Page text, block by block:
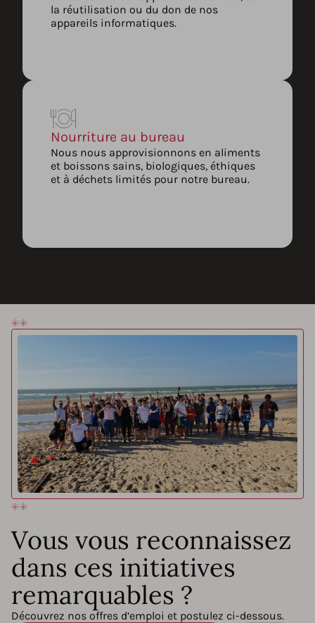
la réutilisation ou du don de nos
appareils informatiques.
Nourriture au bureau
Nous nous approvisionnons en aliments
et boissons sains, biologiques, éthiques
et à déchets limités pour notre bureau.
Vous vous reconnaissez
dans ces initiatives
remarquables ?
Découvrez nos offres d’emploi et postulez ci-dessous.